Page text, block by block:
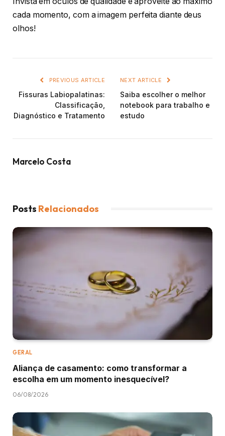
cada momento, com a imagem perfeita diante deus
olhos!
PREVIOUS ARTICLE
Fissuras Labiopalatinas:
Classificação,
Diagnóstico e Tratamento
NEXT ARTICLE
Saiba escolher o melhor
notebook para trabalho e
estudo
Marcelo Costa
Posts Relacionados
GERAL
Aliança de casamento: como transformar a
escolha em um momento inesquecível?
06/08/2026